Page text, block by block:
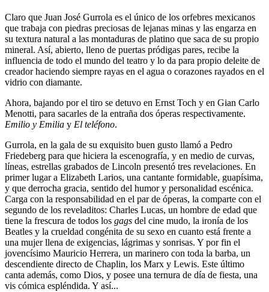
Claro que Juan José Gurrola es el único de los orfebres mexicanos
que trabaja con piedras preciosas de lejanas minas y las engarza en
su textura natural a las montaduras de platino que saca de su propio
mineral. Así, abierto, lleno de puertas pródigas pares, recibe la
influencia de todo el mundo del teatro y lo da para propio deleite de
creador haciendo siempre rayas en el agua o corazones rayados en el
vidrio con diamante.
Ahora, bajando por el tiro se detuvo en Ernst Toch y en Gian Carlo
Menotti, para sacarles de la entraña dos óperas respectivamente.
Emilio y Emilia y El teléfono.
Gurrola, en la gala de su exquisito buen gusto llamó a Pedro
Friedeberg para que hiciera la escenografía, y en medio de curvas,
líneas, estrellas grabados de Lincoln presentó tres revelaciones. En
primer lugar a Elizabeth Larios, una cantante formidable, guapísima,
y que derrocha gracia, sentido del humor y personalidad escénica.
Carga con la responsabilidad en el par de óperas, la comparte con el
segundo de los reveladitos: Charles Lucas, un hombre de edad que
tiene la frescura de todos los gags del cine mudo, la ironía de los
Beatles y la crueldad congénita de su sexo en cuanto está frente a
una mujer llena de exigencias, lágrimas y sonrisas. Y por fin el
jovencísimo Mauricio Herrera, un marinero con toda la barba, un
descendiente directo de Chaplin, los Marx y Lewis. Este último
canta además, como Dios, y posee una ternura de día de fiesta, una
vis cómica espléndida. Y así...